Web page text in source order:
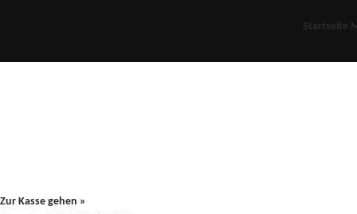
Startseite
Zur Kasse gehen »